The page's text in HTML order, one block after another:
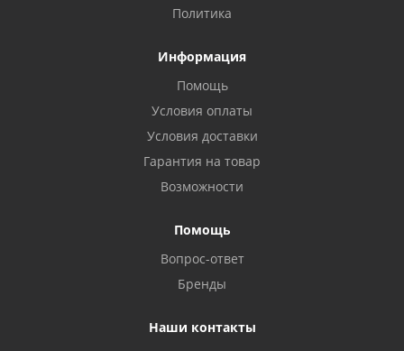
Политика
Информация
Помощь
Условия оплаты
Условия доставки
Гарантия на товар
Возможности
Помощь
Вопрос-ответ
Бренды
Наши контакты